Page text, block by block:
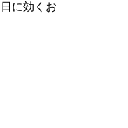
に効くお